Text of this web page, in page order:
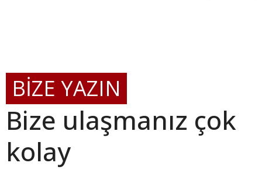
BİZE YAZIN
Bize ulaşmanız çok
kolay